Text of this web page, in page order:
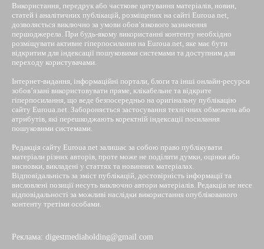
Використання, передрук або часткове цитування матеріалів, новин,
статей і аналітичних публікацій, розміщених на сайті Euroua.net,
дозволяється виключно за умови обов’язкового зазначення
першоджерела. При будь-якому використанні контенту необхідно
розміщувати активне гіперпосилання на Euroua.net, яке має бути
відкритим для індексації пошуковими системами та доступним для
переходу користувачами.
Інтернет-видання, інформаційні портали, блоги та інші онлайн-ресурси
зобов’язані використовувати пряме, клікабельне та відкрите
гіперпосилання, що веде безпосередньо на оригінальну публікацію
сайту Euroua.net. Забороняється застосування технічних обмежень або
атрибутів, які перешкоджають коректній індексації посилання
пошуковими системами.
Редакція сайту Euroua.net залишає за собою право публікувати
матеріали різних авторів, проте може не поділяти думки, оцінки або
висновки, викладені у статтях та новинних матеріалах.
Відповідальність за зміст публікацій, достовірність інформації та
висловлені позиції несуть виключно автори матеріалів. Редакція не несе
відповідальності за можливі наслідки використання опублікованого
контенту третіми особами.
Реклама: digestmediaholding@gmail.com